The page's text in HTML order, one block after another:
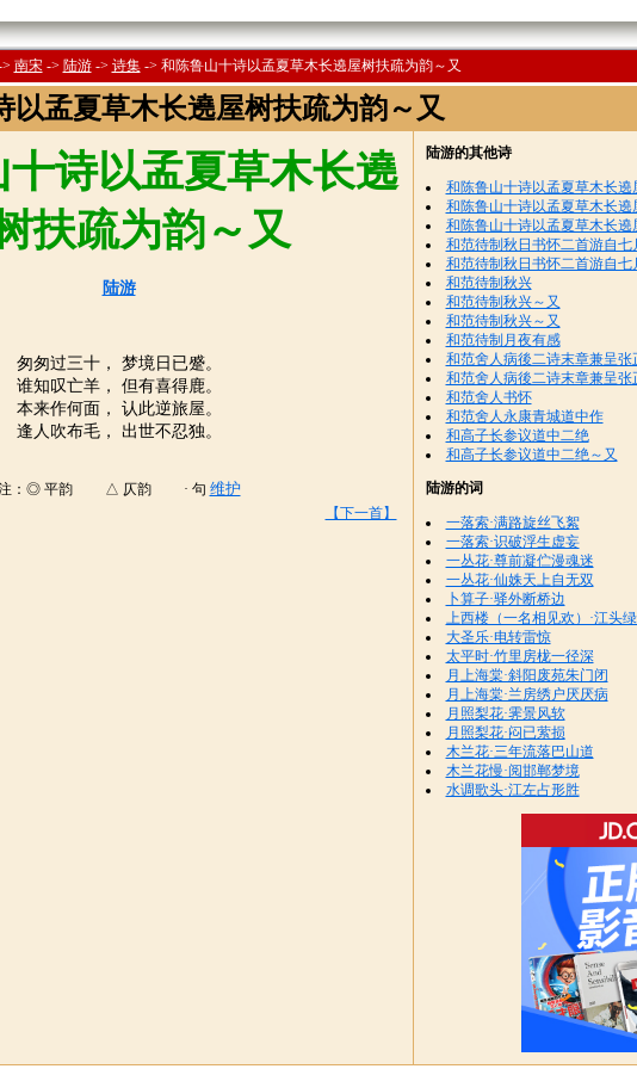
南宋 -> 陆游 -> 诗集 -> 和陈鲁山十诗以孟夏草木长遶屋树扶疏为韵～又
以孟夏草木长遶屋树扶疏为韵～又
诗以孟夏草木长遶
扶疏为韵～又
陆游
匆匆过三十， 梦境日已蹙。
谁知叹亡羊， 但有喜得鹿。
本来作何面， 认此逆旅屋。
逢人吹布毛， 出世不忍独。
：◎ 平韵 △ 仄韵 · 句 维护
【下一首】
陆游的其他诗
和陈鲁山十诗以孟夏草木长遶
和陈鲁山十诗以孟夏草木长遶
和陈鲁山十诗以孟夏草木长遶
和范待制秋日书怀二首游自
和范待制秋日书怀二首游自
和范待制秋兴
和范待制秋兴～又
和范待制秋兴～又
和范待制月夜有感
和范舍人病後二诗末章兼呈张
和范舍人病後二诗末章兼呈张
和范舍人书怀
和范舍人永康青城道中作
和高子长参议道中二绝
和高子长参议道中二绝～又
陆游的词
一落索·满路旋丝飞絮
一落索·识破浮生虚妄
一丛花·尊前凝伫漫魂迷
一丛花·仙姝天上自无双
卜算子·驿外断桥边
上西楼（一名相见欢）·江头
大圣乐·电转雷惊
太平时·竹里房栊一径深
月上海棠·斜阳废苑朱门闭
月上海棠·兰房绣户厌厌病
月照梨花·霁景风软
月照梨花·闷已萦损
木兰花·三年流落巴山道
木兰花慢·阅邯郸梦境
水调歌头·江左占形胜